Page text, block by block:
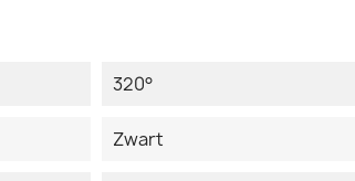
320°
Zwart